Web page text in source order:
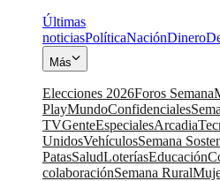
Últimas
noticiasPolíticaNaciónDinero
Más
Elecciones 2026Foros Semana
PlayMundoConfidenciales
TVGenteEspecialesArcadia
UnidosVehículosSemana
PatasSaludLoteríasEducación
colaboraciónSemana Rural